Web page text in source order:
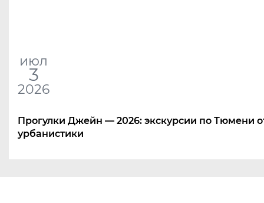
июл
3
2026
Прогулки Джейн — 2026: экскурсии по Тюмени
урбанистики